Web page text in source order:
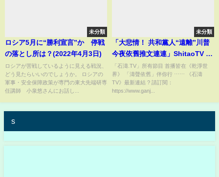
未分類
ロシア5月に“勝利宣言”か 停戦
の落とし所は？(2022年4月3日)
ロシアが苦戦しているように見える戦況、
どう見たらいいのでしょうか。 ロシアの
軍事・安全保障政策が専門の東大先端研専
任講師 小泉悠さんにお話し...
未分類
「大悲情！ 共和黨人“遠離”川普
今夜依舊推文連連」ShitaoTV -
05 (08 /12/22) 佐治亞致命失敗
政治生涯最低點！
「石濤.TV」所有節目 首播皆在《乾淨世
界》 「濤聲依舊」伴你行 ⋯⋯ 《石濤
TV》最新連結 ? 請訂閱：
https://www.ganj...
s